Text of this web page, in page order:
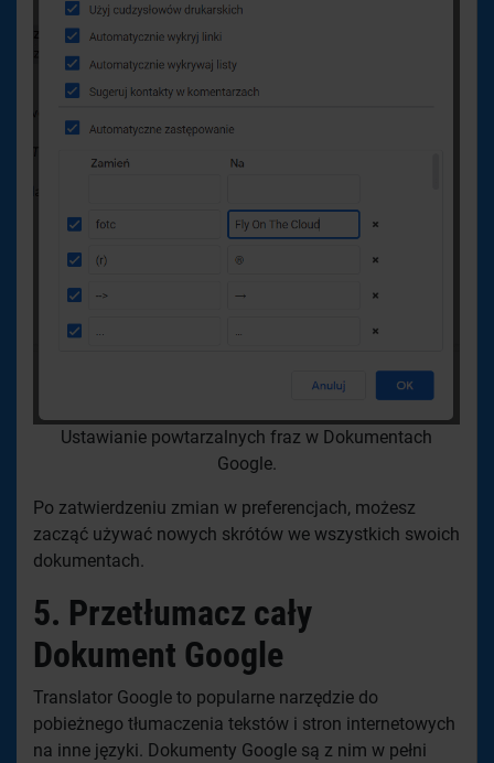
Ustawianie powtarzalnych fraz w Dokumentach
Google.
Po zatwierdzeniu zmian w preferencjach, możesz
zacząć używać nowych skrótów we wszystkich swoich
dokumentach.
5. Przetłumacz cały
Dokument Google
Translator Google to popularne narzędzie do
pobieżnego tłumaczenia tekstów i stron internetowych
na inne języki. Dokumenty Google są z nim w pełni